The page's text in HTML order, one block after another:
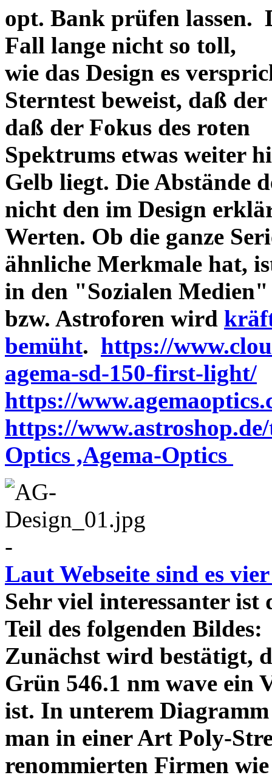
opt. Bank prüfen lassen.
Fall lange nicht so toll,
wie das Design es
Sterntest beweist, daß
daß der Fokus des roten
Spektrums etwas weiter
Gelb liegt. Die Abstände
nicht den im Design
Werten. Ob die ganze
ähnliche Merkmale hat,
in den "Sozialen Medien"
bzw. Astroforen wird
bemüht. https://
agema-sd-150-first-light/
https://
https://
Optics ,Agema-Optics
-
Laut Webseite sind es
Sehr viel interessanter
Teil des folgenden
Zunächst wird bestätigt,
Grün 546.1 nm wave ein
ist. In unterem
man in einer Art Poly-
renommierten Firmen